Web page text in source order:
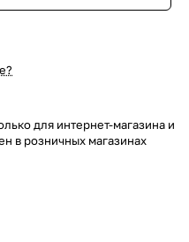
для интернет-магазина и
в розничных магазинах